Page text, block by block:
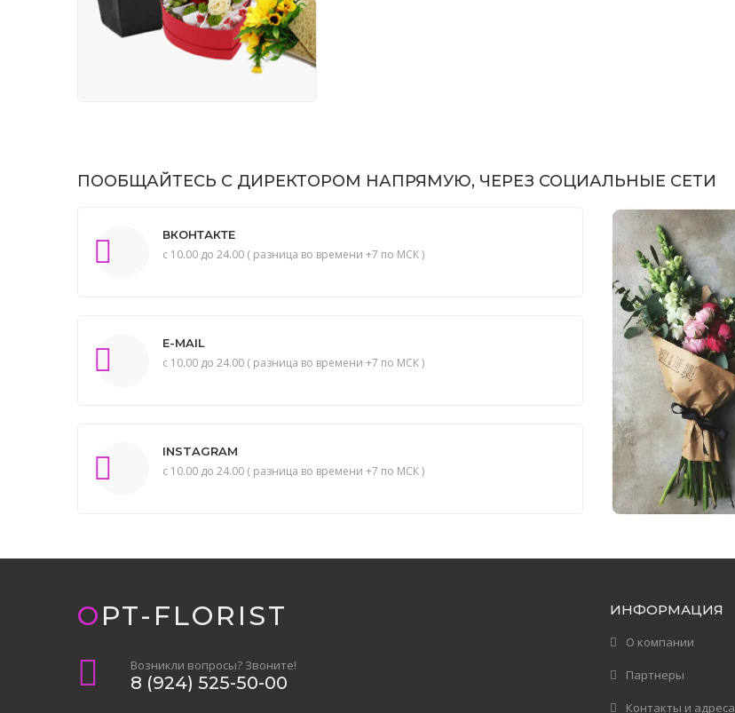
ПООБЩАЙТЕСЬ С ДИРЕКТОРОМ НАПРЯМУЮ, ЧЕРЕЗ СОЦИАЛЬНЫЕ СЕТИ
ВКОНТАКТЕ
с 10.00 до 24.00 ( разница во времени +7 по МСК )
E-MAIL
с 10.00 до 24.00 ( разница во времени +7 по МСК )
INSTAGRAM
с 10.00 до 24.00 ( разница во времени +7 по МСК )
OPT-FLORIST
Возникли вопросы? Звоните!
8 (924) 525-50-00
ИНФОРМАЦИЯ
О компании
Партнеры
Контакты и адреса